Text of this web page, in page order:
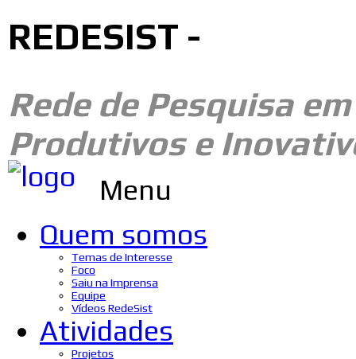
REDESIST -
Rede de Pesquisa
Produtivos e
Menu
Quem somos
Temas de Interesse
Foco
Saiu na Imprensa
Equipe
Vídeos RedeSist
Atividades
Projetos